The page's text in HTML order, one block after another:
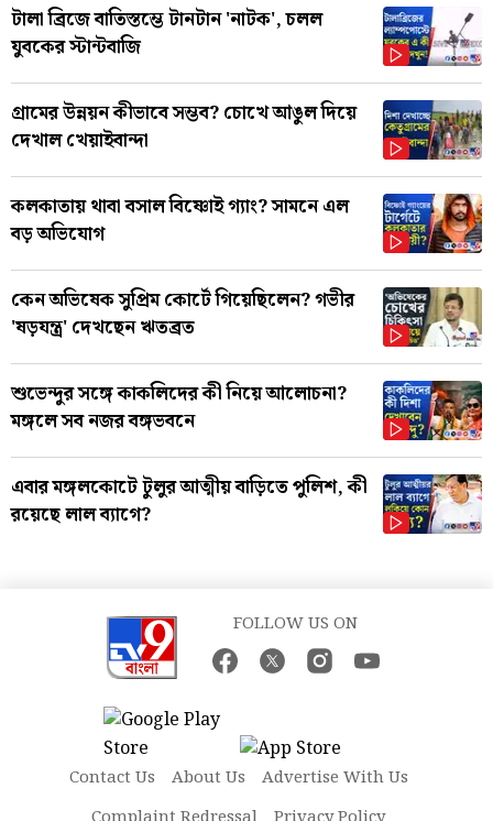
টালা ব্রিজে বাতিস্তম্ভে টানটান 'নাটক', চলল
যুবকের স্টান্টবাজি
গ্রামের উন্নয়ন কীভাবে সম্ভব? চোখে আঙুল দিয়ে
দেখাল খেয়াইবান্দা
কলকাতায় থাবা বসাল বিষ্ণোই গ্যাং? সামনে এল
বড় অভিযোগ
কেন অভিষেক সুপ্রিম কোর্টে গিয়েছিলেন? গভীর
'ষড়যন্ত্র' দেখছেন ঋতব্রত
শুভেন্দুর সঙ্গে কাকলিদের কী নিয়ে আলোচনা?
মঙ্গলে সব নজর বঙ্গভবনে
এবার মঙ্গলকোটে টুলুর আত্মীয় বাড়িতে পুলিশ, কী
রয়েছে লাল ব্যাগে?
FOLLOW US ON
Contact Us About Us
Advertise With Us